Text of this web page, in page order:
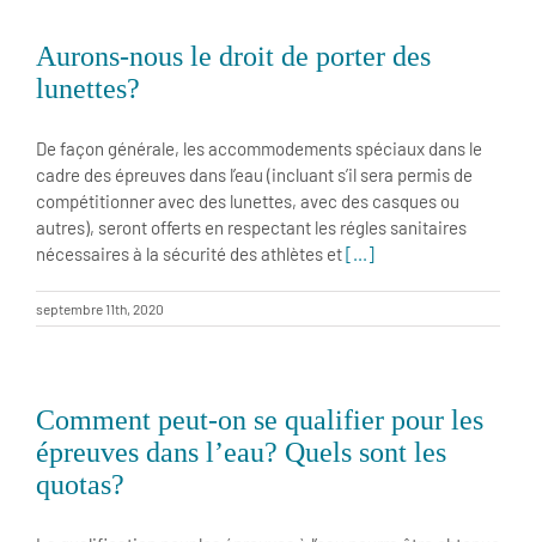
Aurons-nous le droit de porter des
lunettes?
De façon générale, les accommodements spéciaux dans le
cadre des épreuves dans l’eau (incluant s’il sera permis de
compétitionner avec des lunettes, avec des casques ou
autres), seront offerts en respectant les régles sanitaires
nécessaires à la sécurité des athlètes et[...]
septembre 11th, 2020
Comment peut-on se qualifier pour les
épreuves dans l’eau? Quels sont les
quotas?